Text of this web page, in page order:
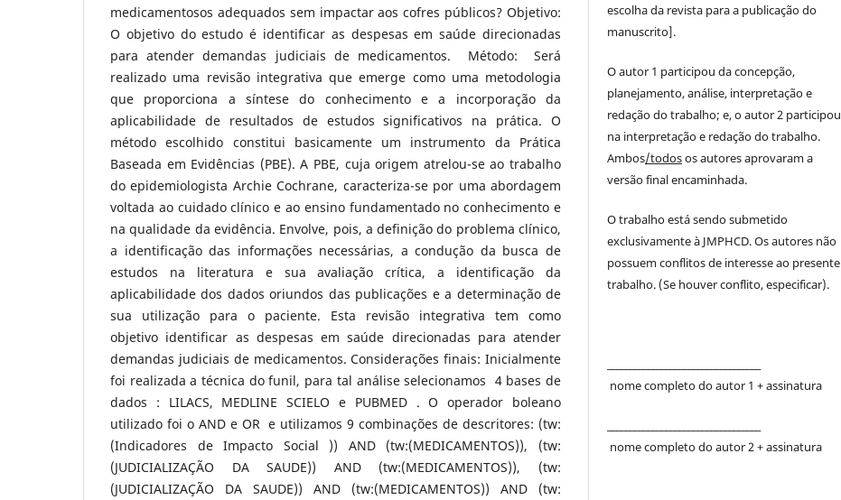
medicamentosos adequados sem impactar aos cofres públicos? Objetivo:
O objetivo do estudo é identificar as despesas em saúde direcionadas
para atender demandas judiciais de medicamentos. Método: Será
realizado uma revisão integrativa que emerge como uma metodologia
que proporciona a síntese do conhecimento e a incorporação da
aplicabilidade de resultados de estudos significativos na prática. O
método escolhido constitui basicamente um instrumento da Prática
Baseada em Evidências (PBE). A PBE, cuja origem atrelou-se ao trabalho
do epidemiologista Archie Cochrane, caracteriza-se por uma abordagem
voltada ao cuidado clínico e ao ensino fundamentado no conhecimento e
na qualidade da evidência. Envolve, pois, a definição do problema clínico,
a identificação das informações necessárias, a condução da busca de
estudos na literatura e sua avaliação crítica, a identificação da
aplicabilidade dos dados oriundos das publicações e a determinação de
sua utilização para o paciente. Esta revisão integrativa tem como
objetivo identificar as despesas em saúde direcionadas para atender
demandas judiciais de medicamentos. Considerações finais: Inicialmente
foi realizada a técnica do funil, para tal análise selecionamos 4 bases de
dados : LILACS, MEDLINE SCIELO e PUBMED . O operador boleano
utilizado foi o AND e OR e utilizamos 9 combinações de descritores: (tw:
(Indicadores de Impacto Social )) AND (tw:(MEDICAMENTOS)), (tw:
(JUDICIALIZAÇÃO DA SAUDE)) AND (tw:(MEDICAMENTOS)), (tw:
(JUDICIALIZAÇÃO DA SAUDE)) AND (tw:(MEDICAMENTOS)) AND (tw:
escolha da revista para a publicação do
manuscrito].
O autor 1 participou da concepção,
planejamento, análise, interpretação e
redação do trabalho; e, o autor 2 participou
na interpretação e redação do trabalho.
Ambos/todosos autores aprovaram a
versão final encaminhada.
O trabalho está sendo submetido
exclusivamente à JMPHCD. Os autores não
possuem conflitos de interesse ao presente
trabalho. (Se houver conflito, especificar).
nome completo do autor 1 + assinatura
nome completo do autor 2 + assinatura